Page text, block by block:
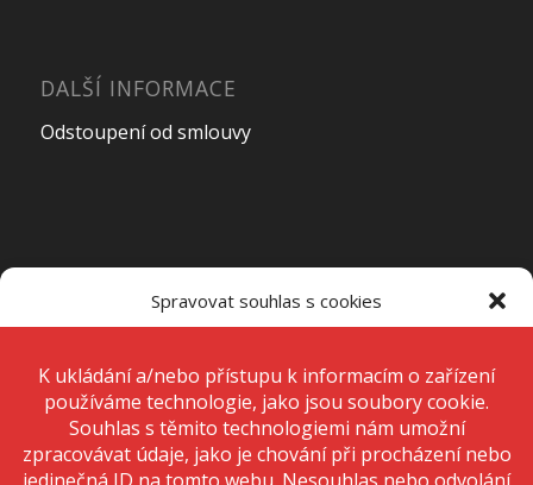
Spravovat souhlas s cookies
technologie, jako jsou soubory cookie. Děláme to, abychom zlepšili
zážitek z prohlížení a zobrazovali personalizované reklamy. Souhlas s
těmito technologiemi nám umožní zpracovávat údaje, jako je chování
při procházení nebo jedinečná ID na tomto webu. Nesouhlas nebo
odvolání souhlasu může nepříznivě ovlivnit určité vlastnosti a funkce.
DALŠÍ INFORMACE
Odstoupení od smlouvy
Pondělí – Pátek7:00 – 15:00
SobotaZavřeno
Neděle Zavřeno